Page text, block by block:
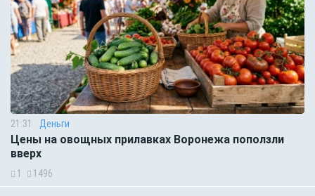
21:31 Деньги
Цены на овощных прилавках Воронежа поползли
вверх
1 1496